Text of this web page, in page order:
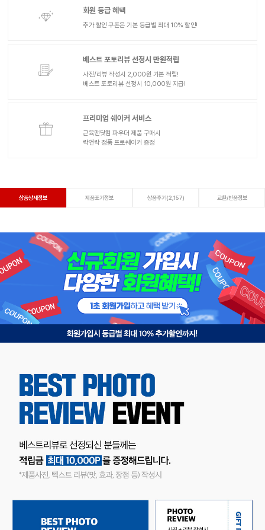
회원 등급 혜택
추가 할인 쿠폰은 기본 등급별 최대 10% 할인!
베스트 포토리뷰 선정시 만원적립
사진/리뷰 작성시 2,000원 기본 적립!
베스트 포토리뷰 선정시 10,000원 지급!
프리미엄 쉐이커 서비스
근육맨닷컴 파우더 제품 구매시
락앤락 정품 프로쉐이커 증정
상품상세정보 제품표기정보 상품후기(2,157) 교환/반품정보